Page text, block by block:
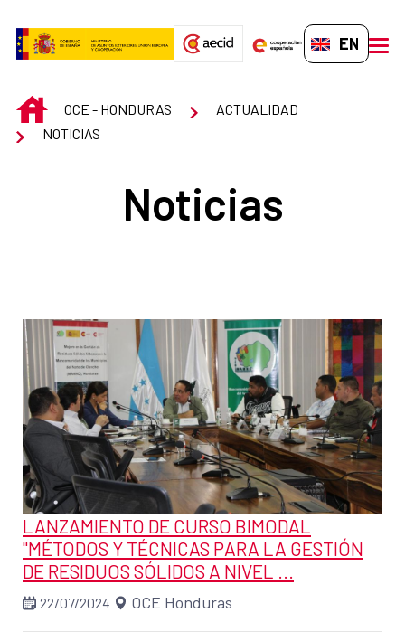
EN-GB
INICIOOCE - HONDURAS
ACTUALIDAD
NOTICIAS
Noticias
LANZAMIENTO DE CURSO BIMODAL
"MÉTODOS Y TÉCNICAS PARA LA GESTIÓN
DE RESIDUOS SÓLIDOS A NIVEL ...
22/07/2024 OCE Honduras